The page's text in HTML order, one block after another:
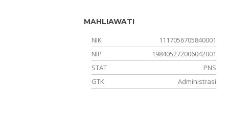
MAHLIAWATI
NIK
1117056705840001
NIP
198405272006042001
STAT
PNS
GTK
Administrasi